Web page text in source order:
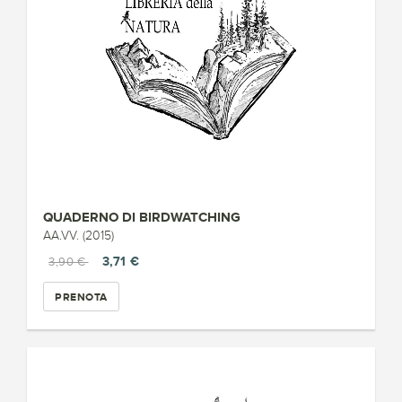
QUADERNO DI BIRDWATCHING
AA.VV. (2015)
3,90 €
3,71 €
PRENOTA